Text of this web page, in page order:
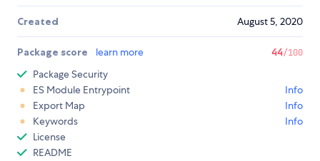
Created August 5, 2020
Package score learn more 44/100
Package Security
ES Module Entrypoint
Info
Export Map
Info
Keywords
Info
License
README